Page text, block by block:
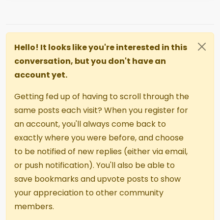
Hello! It looks like you're interested in this
conversation, but you don't have an
account yet.
Getting fed up of having to scroll through the
same posts each visit? When you register for
an account, you'll always come back to
exactly where you were before, and choose
to be notified of new replies (either via email,
or push notification). You'll also be able to
save bookmarks and upvote posts to show
your appreciation to other community
members.